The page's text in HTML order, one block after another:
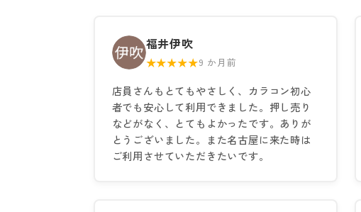
福井伊吹
★★★★★9 か月前
店員さんもとてもやさしく、カラコン初心
者でも安心して利用できました。押し売り
などがなく、とてもよかったです。ありが
とうございました。また名古屋に来た時は
ご利用させていただきたいです。